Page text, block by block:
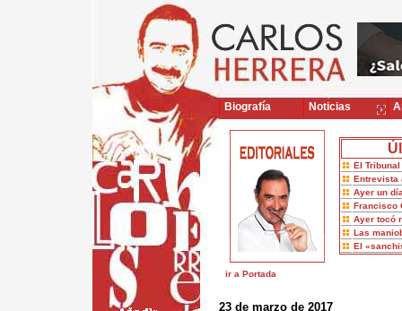
El
Entrevista
Ayer un
Francisco
Ayer tocó
Las
El
ir a Portada
23 de marzo de 2017
Biografía Noticias